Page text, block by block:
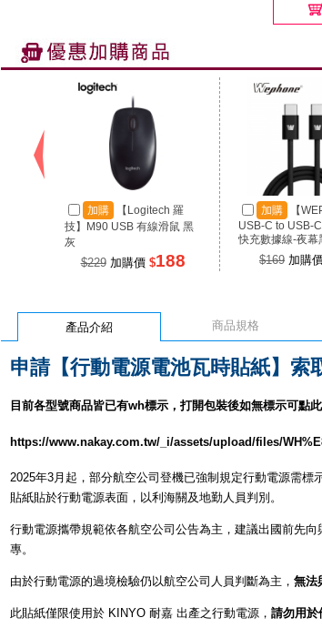
加購
【Logitech 羅
技】M90 USB 有線滑鼠 黑
灰
$229加購價 $188
加購
【
USB-C to USB-
快充數據線-夜幕
$169 加購
產品介紹 商品規格
申請【行動電源電池瓦時貼紙】索
目前各型號商品皆已有wh標示，打開包裝後如無標示可點
https://www.nakay.com.tw/_i/assets/upload/files/
2025年3月起，部分航空公司登機已強制規定行動電源需
貼紙貼於行動電源表面，以利海關及地勤人員判別。
行動電源攜帶規範依各航空公司公告為主，建議出國前先
專。
由於行動電源的過境檢驗仍以航空公司人員判斷為主， 無法
此貼紙僅限使用於 KINYO 耐嘉 出產之行動電源， 請勿用於